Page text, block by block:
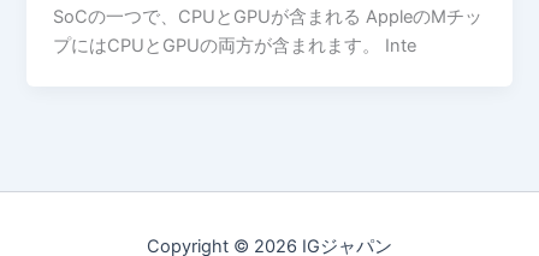
SoCの一つで、CPUとGPUが含まれる AppleのMチッ
プにはCPUとGPUの両方が含まれます。 Inte
Copyright © 2026 IGジャパン